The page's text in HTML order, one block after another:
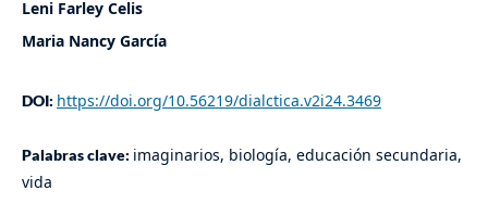
Leni Farley Celis
Maria Nancy García
DOI: https://doi.org/10.56219/dialctica.v2i24.3469
Palabras clave: imaginarios, biología, educación secundaria,
vida